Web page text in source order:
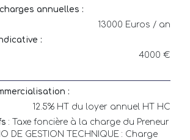
annuelles :
13000 Euros / an
:
4000 €
:
12.5% HT du loyer annuel HT HC
: Taxe foncière à la charge du Preneur
DE GESTION TECHNIQUE : Charge